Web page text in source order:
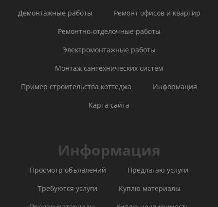
Демонтажные работы
Ремонт офисов и квартир
Ремонтно-отделочные работы
Электромонтажные работы
Монтаж сантехнических систем
Пример строительства коттеджа
Информация
Карта сайта
Информация
Просмотр объявлений
Предлагаю услуги
Требуются услуги
Куплю материалы